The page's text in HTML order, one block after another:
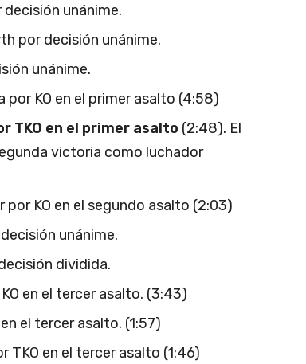
unánime.
por decisión unánime.
unánime.
por KO en el primer asalto (4:58)
TKO en el primer asalto (2:48). El
victoria como luchador
KO en el segundo asalto (2:03)
unánime.
dividida.
en el tercer asalto. (3:43)
el tercer asalto. (1:57)
TKO en el tercer asalto (1:46)